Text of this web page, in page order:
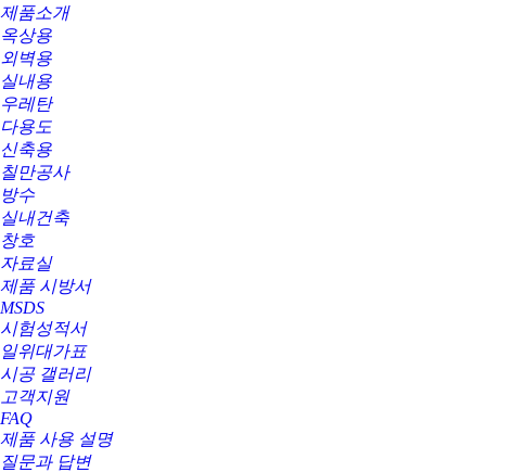
제품소개
옥상용
외벽용
실내용
우레탄
다용도
신축용
칠만공사
방수
실내건축
창호
자료실
제품 시방서
MSDS
시험성적서
일위대가표
시공 갤러리
고객지원
FAQ
제품 사용 설명
질문과 답변